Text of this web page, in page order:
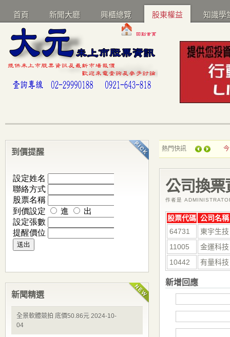
首頁 新聞大廳 興櫃總覽 股東權益 知識學
熱門快訊
公司換票
作者是
股票代碼 公司名稱
64731
東宇生技
11005
金運科技
10442
有量科技
新增回應
到價提醒
新聞精選
全景軟體競拍 底價50.86元 2024-10-
04